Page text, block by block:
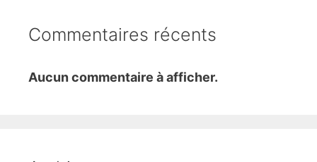
Commentaires récents
Aucun commentaire à afficher.